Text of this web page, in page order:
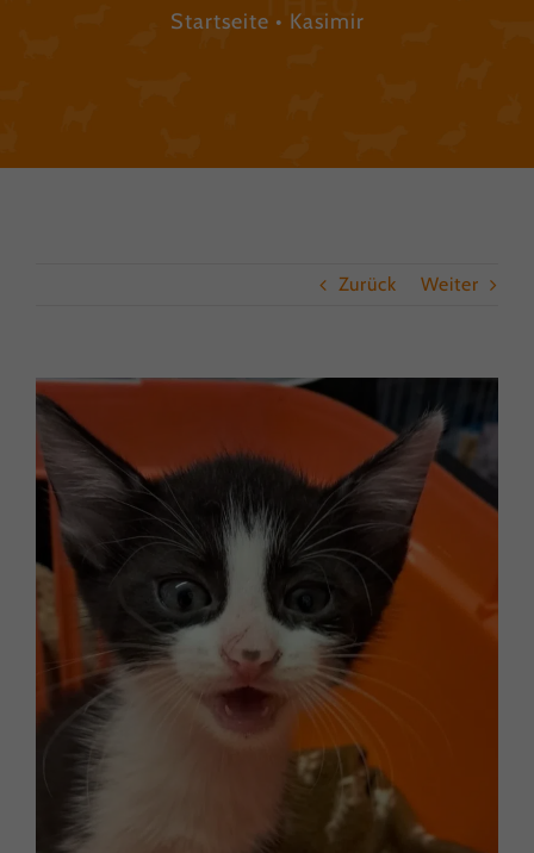
Startseite Kasimir
Zurück Weiter
View
Larger
Image